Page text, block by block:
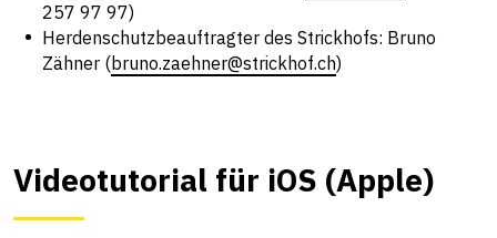
257 97 97)
Herdenschutzbeauftragter des Strickhofs: Bruno
Zähner (bruno.zaehner@strickhof.ch)
Videotutorial für iOS (Apple)